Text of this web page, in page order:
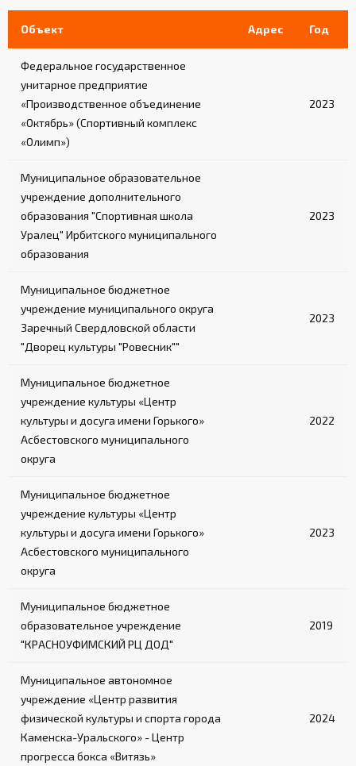
Объект Адрес Год
Федеральное государственное
унитарное предприятие
«Производственное объединение
«Октябрь» (Спортивный комплекс
«Олимп»)
2023
Муниципальное образовательное
учреждение дополнительного
образования "Спортивная школа
Уралец" Ирбитского муниципального
образования
2023
Муниципальное бюджетное
учреждение муниципального округа
Заречный Свердловской области
"Дворец культуры "Ровесник""
2023
Муниципальное бюджетное
учреждение культуры «Центр
культуры и досуга имени Горького»
Асбестовского муниципального
округа
2022
Муниципальное бюджетное
учреждение культуры «Центр
культуры и досуга имени Горького»
Асбестовского муниципального
округа
2023
Муниципальное бюджетное
образовательное учреждение
"КРАСНОУФИМСКИЙ РЦ ДОД"
2019
Муниципальное автономное
учреждение «Центр развития
физической культуры и спорта города
Каменска-Уральского» - Центр
прогресса бокса «Витязь»
2024